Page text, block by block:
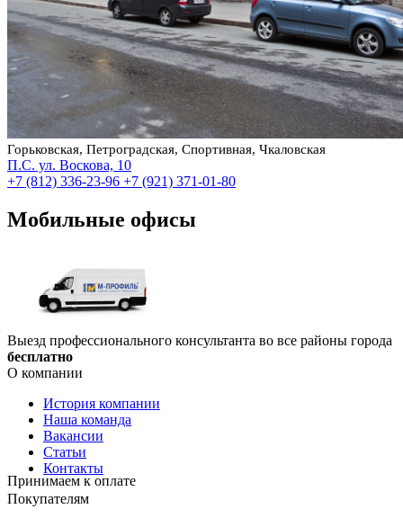
Горьковская, Петроградская, Спортивная, Чкаловская
П.С. ул. Воскова, 10
+7 (812) 336-23-96 +7 (921) 371-01-80
Мобильные офисы
Выезд профессионального консультанта во все районы города
бесплатно
О компании
История компании
Наша команда
Вакансии
Статьи
Контакты
Покупателям
Принимаем к оплате